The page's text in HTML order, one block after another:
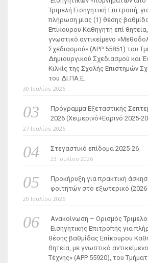
Τριμελή Εισηγητική Επιτροπή,
πλήρωση μίας (1) θέσης
Επίκουρου Καθηγητή επί
γνωστικό αντικείμενο
Σχεδιασμού» (ΑΡΡ 55851) του
Δημιουργικού Σχεδιασμού και
Κιλκίς της Σχολής Επιστημών
του ΔΙ.ΠΑ.Ε.
30 Ιουλίου 2026
Πρόγραμμα Εξεταστικής
2026 (Χειμερινό+Εαρινό 2025-
27 Ιουλίου 2026
Στεγαστικό επίδομα 2025-26
23 Ιουλίου 2026
Προκήρυξη για πρακτική
φοιτητών στο εξωτερικό
20 Ιουλίου 2026
Ανακοίνωση – Ορισμός
Εισηγητικής Επιτροπής για
θέσης βαθμίδας Επίκουρου
θητεία, με γνωστικό
Τέχνης» (ΑΡΡ 55920), του